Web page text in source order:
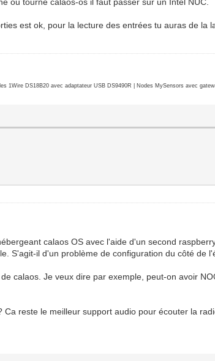
est ok, pour la lecture des entrées tu auras de la
1Wire DS18B20 avec adaptateur USB DS9490R | Nodes MySensors avec
calaos OS avec l'aide d'un second
S'agit-il d'un problème de configuration du côté de
calaos. Je veux dire par exemple, peut-on avoir
reste le meilleur support audio pour écouter la